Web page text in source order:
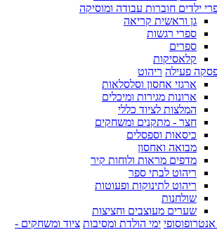
ילדים חוברות עבודה ומוסיקה
גן וראשית קריאה
ספרי רגשות
ספרים
קלאסיקות
פעילה ריהוט
ארגזי אחסון וסלסלאות
ארונות מגירות ומיכלים
המלצות לציוד כללי
חצר - מתקנים ומשחקים
כיסאות וספסלים
מבואה ואחסון
מדפים מראות ולוחות קיר
ריהוט לבתי ספר
ריהוט לתינוקות ופעוטות
שולחנות
שערים מעוצבים וחציצות
אנטרופוסופי ימי הולדת ומסיבות ציוד ומשחקים -